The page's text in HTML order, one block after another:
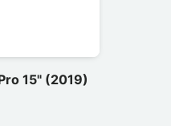
15" (2019)